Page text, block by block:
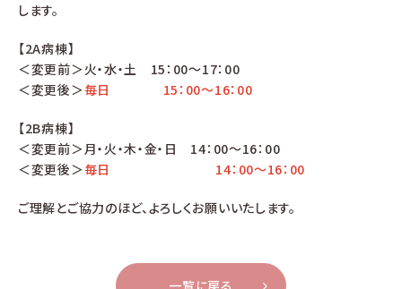
します。
【2A病棟】
＜変更前＞火・水・土 15：00～17：00
＜変更後＞毎日 15：00～16：00
【2B病棟】
＜変更前＞月・火・木・金・日 14：00～16：00
＜変更後＞毎日 14：00～16：00
ご理解とご協力のほど、よろしくお願いいたします。
一覧に戻る